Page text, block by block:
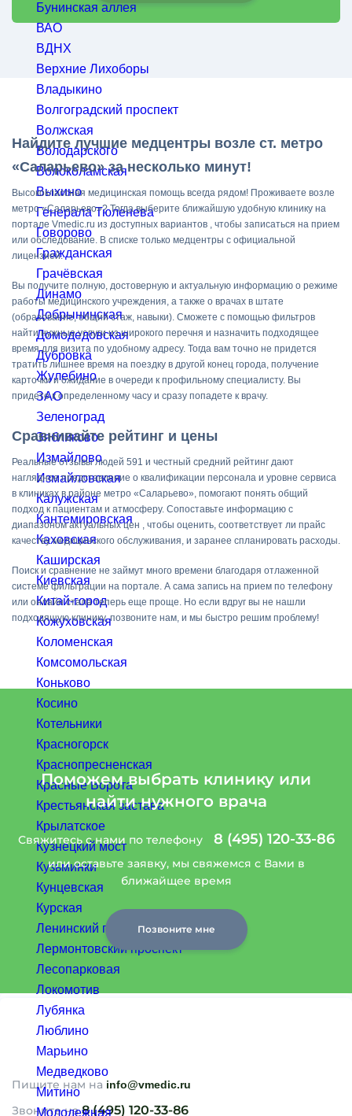
Бунинская аллея
ВАО
ВДНХ
Верхние Лихоборы
Владыкино
Волгоградский проспект
Волжская
Володарского
Волоколамская
Выхино
Генерала Тюленева
Говорово
Гражданская
Грачёвская
Динамо
Добрынинская
Домодедовская
Дубровка
Жулебино
ЗАО
Зеленоград
Зябликово
Измайлово
Измайловская
Калужская
Кантемировская
Каховская
Каширская
Киевская
Китай-город
Кожуховская
Коломенская
Комсомольская
Коньково
Косино
Котельники
Красногорск
Краснопресненская
Красные Ворота
Крестьянская застава
Крылатское
Кузнецкий мост
Кузьминки
Кунцевская
Курская
Ленинский проспект
Лермонтовский проспект
Лесопарковая
Локомотив
Лубянка
Люблино
Марьино
Медведково
Митино
Молодежная
Найдите лучшие медцентры возле ст. метро
«Саларьево» за несколько минут!
Высококлассная медицинская помощь всегда рядом! Проживаете возле
метро «Саларьево»? Тогда выберите ближайшую удобную клинику на
портале Vmedic.ru из доступных вариантов , чтобы записаться на прием
или обследование. В списке только медцентры с официальной
лицензией.
Вы получите полную, достоверную и актуальную информацию о режиме
работы медицинского учреждения, а также о врачах в штате
(образование, общий стаж, навыки). Сможете с помощью фильтров
найти нужные услуги из широкого перечня и назначить подходящее
время для визита по удобному адресу. Тогда вам точно не придется
тратить лишнее время на поездку в другой конец города, получение
карточки и ожидание в очереди к профильному специалисту. Вы
придете к определенному часу и сразу попадете к врачу.
Сравнивайте рейтинг и цены
Реальные отзывы людей 591 и честный средний рейтинг дают
наглядное представление о квалификации персонала и уровне сервиса
в клиниках в районе метро «Саларьево», помогают понять общий
подход к пациентам и атмосферу. Сопоставьте информацию с
диапазоном актуальных цен , чтобы оценить, соответствует ли прайс
качеству медицинского обслуживания, и заранее спланировать расходы.
Поиск и сравнение не займут много времени благодаря отлаженной
системе фильтрации на портале. А сама запись на прием по телефону
или онлайн стала теперь еще проще. Но если вдруг вы не нашли
подходящую клинику, позвоните нам, и мы быстро решим проблему!
Поможем выбрать клинику или
найти нужного врача
Свяжитесь с нами по телефону 8 (495) 120-33-86
или оставьте заявку, мы свяжемся с Вами в
ближайщее время
Позвоните мне
Пишите нам на info@vmedic.ru
Звоните на8 (495) 120-33-86